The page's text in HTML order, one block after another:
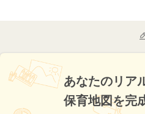
あなたのリア
保育地図を完